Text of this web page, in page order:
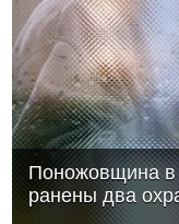
Поножовщина в
ранены два